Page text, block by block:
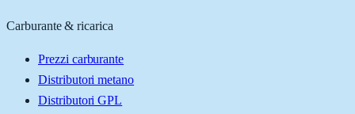
Carburante & ricarica
Prezzi carburante
Distributori metano
Distributori GPL